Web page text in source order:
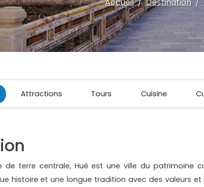
Attractions Tours Cuisine
de terre centrale, Hué est une ville du patrimoine
histoire et une longue tradition avec des valeurs et